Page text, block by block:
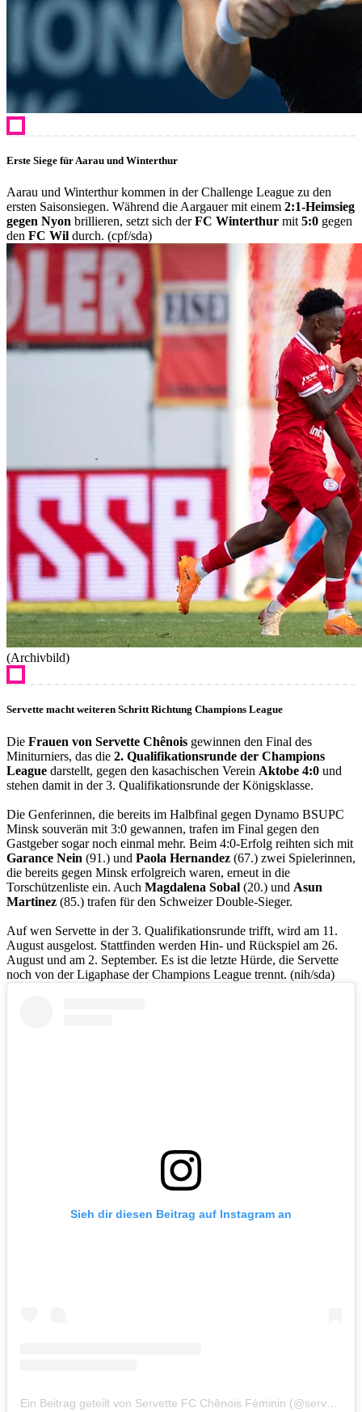
Erste Siege für Aarau und Winterthur
Aarau und Winterthur kommen in der Challenge League zu den
ersten Saisonsiegen. Während die Aargauer mit einem 2:1-Heimsieg
gegen Nyon brillieren, setzt sich derFC Winterthur mit 5:0 gegen
den FC Wil durch. (cpf/sda)
(Archivbild)
Servette macht weiteren Schritt Richtung Champions League
Die Frauen von Servette Chênois gewinnen den Final des
Miniturniers, das die 2. Qualifikationsrunde der Champions
League darstellt, gegen den kasachischen Verein Aktobe 4:0 und
stehen damit in der 3. Qualifikationsrunde der Königsklasse.
Die Genferinnen, die bereits im Halbfinal gegen Dynamo BSUPC
Minsk souverän mit 3:0 gewannen, trafen im Final gegen den
Gastgeber sogar noch einmal mehr. Beim 4:0-Erfolg reihten sich mit
Garance Nein (91.) und Paola Hernandez (67.) zwei Spielerinnen,
die bereits gegen Minsk erfolgreich waren, erneut in die
Torschützenliste ein. Auch Magdalena Sobal (20.) und Asun
Martinez (85.) trafen für den Schweizer Double-Sieger.
Auf wen Servette in der 3. Qualifikationsrunde trifft, wird am 11.
August ausgelost. Stattfinden werden Hin- und Rückspiel am 26.
August und am 2. September. Es ist die letzte Hürde, die Servette
noch von der Ligaphase der Champions League trennt. (nih/sda)
Sieh dir diesen Beitrag auf Instagram an